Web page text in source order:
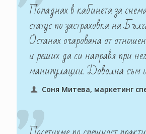
Попаднах в кабинета за
статус по застраховка на
Останах очарована от
и реших да си направя при
манипулации. Доволна съм
Соня Митева, маркетинг